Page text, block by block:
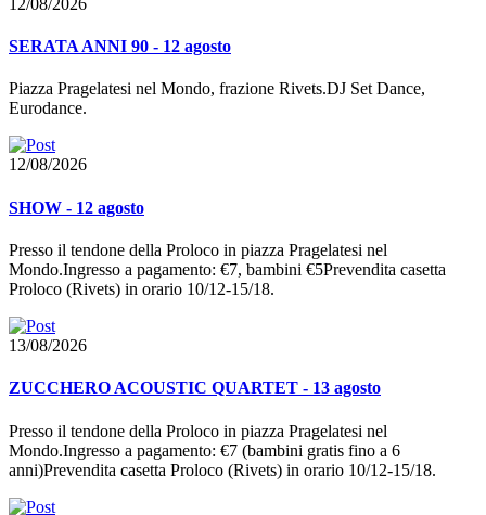
12/08/2026
SERATA ANNI 90 - 12 agosto
Piazza Pragelatesi nel Mondo, frazione Rivets.DJ Set Dance,
Eurodance.
12/08/2026
SHOW - 12 agosto
Presso il tendone della Proloco in piazza Pragelatesi nel
Mondo.Ingresso a pagamento: €7, bambini €5Prevendita casetta
Proloco (Rivets) in orario 10/12-15/18.
13/08/2026
ZUCCHERO ACOUSTIC QUARTET - 13 agosto
Presso il tendone della Proloco in piazza Pragelatesi nel
Mondo.Ingresso a pagamento: €7 (bambini gratis fino a 6
anni)Prevendita casetta Proloco (Rivets) in orario 10/12-15/18.